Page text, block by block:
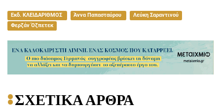
Εκδ. ΚΛΕΙΔΑΡΙΘΜΟΣ Άννα Παπασταύρου
Λεύκη Σαραντινού
Φερζάν Όζπετεκ
ΣΧΕΤΙΚΑ ΑΡΘΡΑ